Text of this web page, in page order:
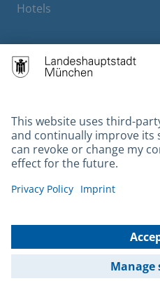
Hotels
Contact
Gebärdensprache
Datenschutz
Kontakt
© 2026 Portal München Betriebs
Landeshauptstadt München und der